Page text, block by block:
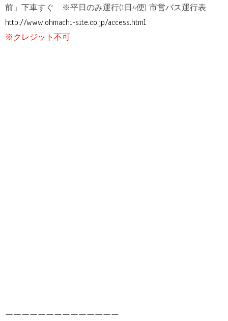
前」下車すぐ ※平日のみ運行(1日4便) 市営バス運行表
http://www.ohmachi-site.co.jp/access.html
※ クレジット不可
ーーーーーーーーーーーーーー